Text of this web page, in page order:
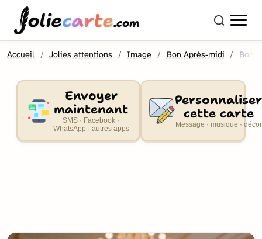
oliecarte.com
Accueil Jolies attentions Image Bon Après-midi Bon
Envoyer
maintenant
SMS · Facebook ·
WhatsApp · autres apps
Personnaliser
cette carte
Message · musique · décor